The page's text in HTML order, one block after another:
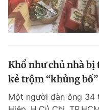
Khổ như chủ nhà bị
kẻ trộm “khủng bố”
Một người đàn ông 34